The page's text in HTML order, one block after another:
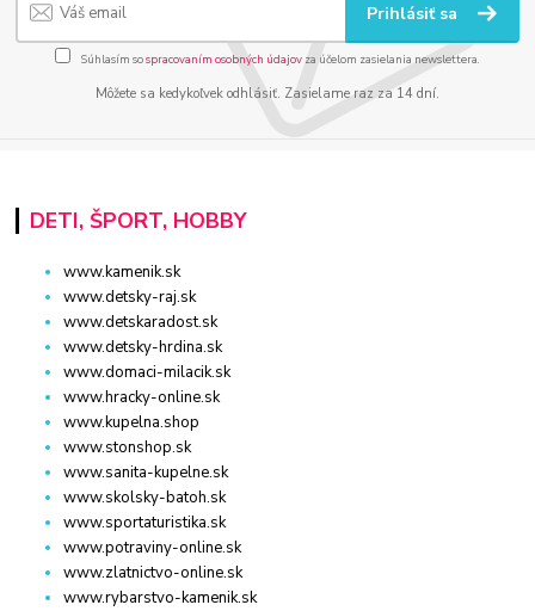
Prihlásiť sa
Súhlasím sospracovaním osobných údajov za účelom zasielania newslettera.
Môžete sa kedykoľvek odhlásiť. Zasielame raz za 14 dní.
DETI, ŠPORT, HOBBY
www.kamenik.sk
www.detsky-raj.sk
www.detskaradost.sk
www.detsky-hrdina.sk
www.domaci-milacik.sk
www.hracky-online.sk
www.kupelna.shop
www.stonshop.sk
www.sanita-kupelne.sk
www.skolsky-batoh.sk
www.sportaturistika.sk
www.potraviny-online.sk
www.zlatnictvo-online.sk
www.rybarstvo-kamenik.sk